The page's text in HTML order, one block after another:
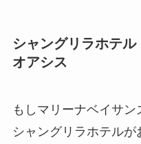
シャングリラホテ
オアシス
もしマリーナベイサン
シャングリラホテル